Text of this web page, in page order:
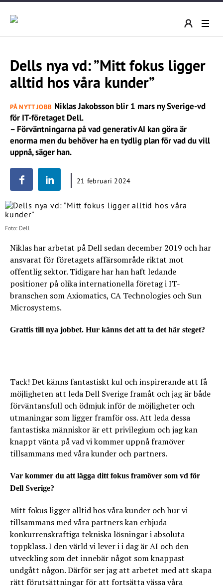
Dells nya vd: ”Mitt fokus ligger
alltid hos våra kunder”
PÅ NYTT JOBB Niklas Jakobsson blir 1 mars ny Sverige-vd
för IT-företaget Dell.
– Förväntningarna på vad generativ AI kan göra är
enorma men du behöver ha en tydlig plan för vad du vill
uppnå, säger han.
21 februari 2024
Foto: Dell
Niklas har arbetat på Dell sedan december 2019 och har
ansvarat för företagets affärsområde riktat mot
offentlig sektor. Tidigare har han haft ledande
positioner på olika internationella företag i IT-
branschen som Axiomatics, CA Technologies och Sun
Microsystems.
Grattis till nya jobbet. Hur känns det att ta det här steget?
Tack! Det känns fantastiskt kul och inspirerande att få
möjligheten att leda Dell Sverige framåt och jag är både
förväntansfull och ödmjuk inför de möjligheter och
utmaningar som ligger framför oss. Att leda dessa
fantastiska människor är ett privilegium och jag kan
knappt vänta på vad vi kommer uppnå framöver
tillsammans med våra kunder och partners.
Var kommer du att lägga ditt fokus framöver som vd för
Dell Sverige?
Mitt fokus ligger alltid hos våra kunder och hur vi
tillsammans med våra partners kan erbjuda
konkurrenskraftiga tekniska lösningar i absoluta
toppklass. I den värld vi lever i i dag är AI och den
utveckling som det innebär något som knappast
undgått någon. Därför ser jag att arbetet med att skapa
rätt förutsättningar för att fortsätta vässa våra